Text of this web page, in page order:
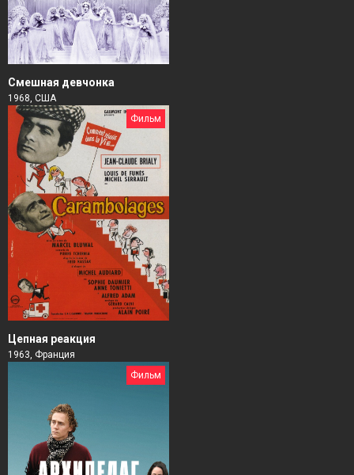
Смешная девчонка
1968, США
Фильм
Цепная реакция
1963, Франция
Фильм